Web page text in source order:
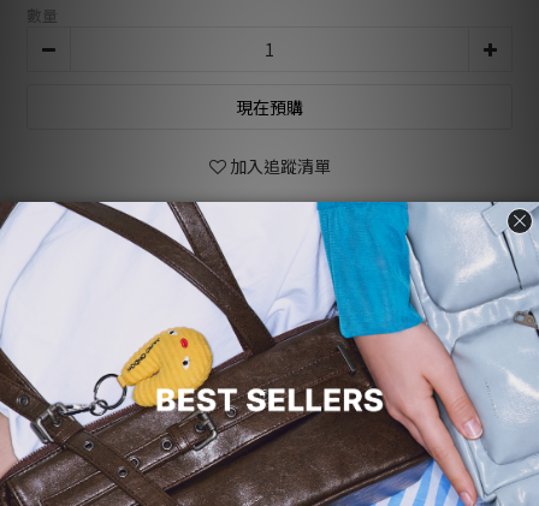
數量
現在預購
加入追蹤清單
商品描述 顧客評價